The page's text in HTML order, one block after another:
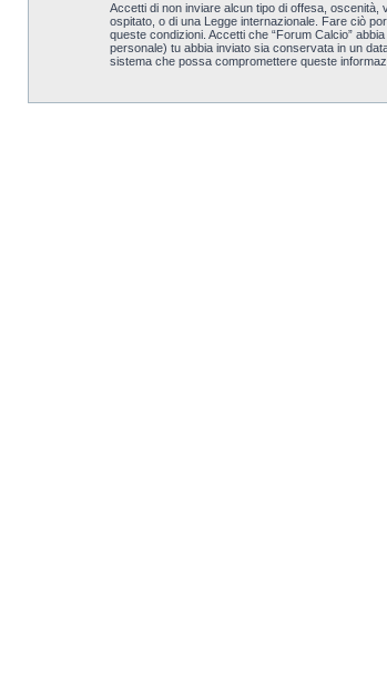
Accetti di non inviare alcun tipo di offesa, oscenità,
ospitato, o di una Legge internazionale. Fare ciò
queste condizioni. Accetti che “Forum Calcio”
personale) tu abbia inviato sia conservata in un
sistema che possa compromettere queste